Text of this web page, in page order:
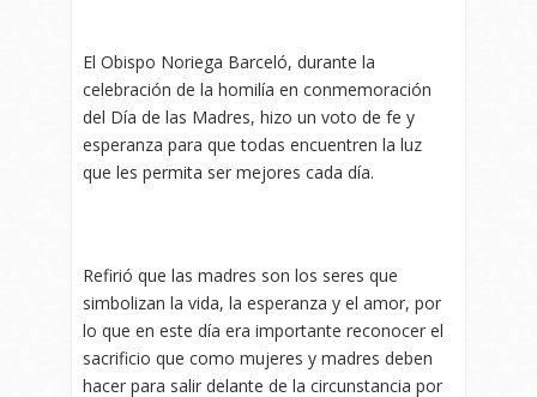
El Obispo Noriega Barceló, durante la
celebración de la homilía en conmemoración
del Día de las Madres, hizo un voto de fe y
esperanza para que todas encuentren la luz
que les permita ser mejores cada día.
Refirió que las madres son los seres que
simbolizan la vida, la esperanza y el amor, por
lo que en este día era importante reconocer el
sacrificio que como mujeres y madres deben
hacer para salir delante de la circunstancia por